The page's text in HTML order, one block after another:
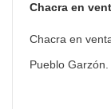
Chacra en
Chacra en
Pueblo Garzón.